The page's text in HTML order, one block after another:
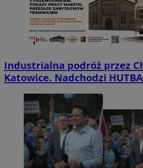
Industrialna podróż przez
Katowice. Nadchodzi